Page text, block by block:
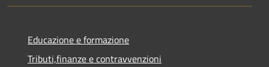
Educazione e formazione
Tributi,finanze e contravvenzioni